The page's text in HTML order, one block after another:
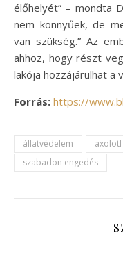
élőhelyét” – mondta
nem könnyűek, de
van szükség.” Az
ahhoz, hogy részt
lakója hozzájárulhat a
Forrás: https://
állatvédelem axolotl
szabadon engedés